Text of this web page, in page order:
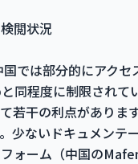
閲状況
では部分的にアクセ
同程度に制限されて
若干の利点がありま
少ないドキュメンテ
ォーム（中国の